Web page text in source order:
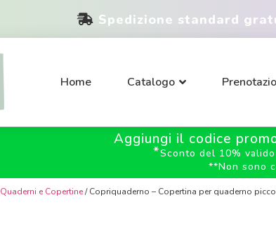
Spedizione standard
Home Catalogo
Aggiungi il codice
*Sconto del 10%
**Non sono
Quaderni e Copertine/ Copriquaderno – Copertina per quaderno